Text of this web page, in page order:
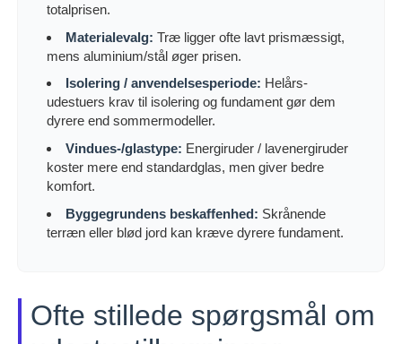
totalprisen.
Materialevalg: Træ ligger ofte lavt prismæssigt,
mens aluminium/stål øger prisen.
Isolering / anvendelsesperiode: Helårs-
udestuers krav til isolering og fundament gør dem
dyrere end sommermodeller.
Vindues-/glastype: Energiruder / lavenergiruder
koster mere end standardglas, men giver bedre
komfort.
Byggegrundens beskaffenhed: Skrånende
terræn eller blød jord kan kræve dyrere fundament.
Ofte stillede spørgsmål om